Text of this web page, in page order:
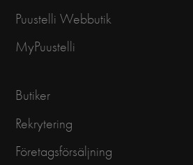
Puustelli Webbutik
MyPuustelli
Butiker
Rekrytering
Företagsförsäljning